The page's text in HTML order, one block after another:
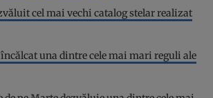
cel mai vechi catalog stelar realizat
una dintre cele mai mari reguli ale